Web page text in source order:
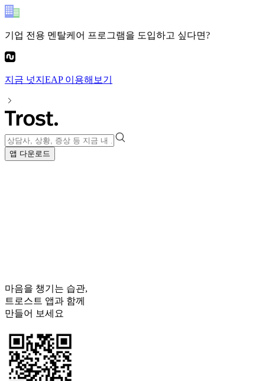
기업 전용 멘탈케어 프로그램을 도입하고 싶다면?
지금 넛지EAP이용해보기
앱 다운로드
마음을 챙기는 습관,
트로스트 앱과 함께
만들어 보세요